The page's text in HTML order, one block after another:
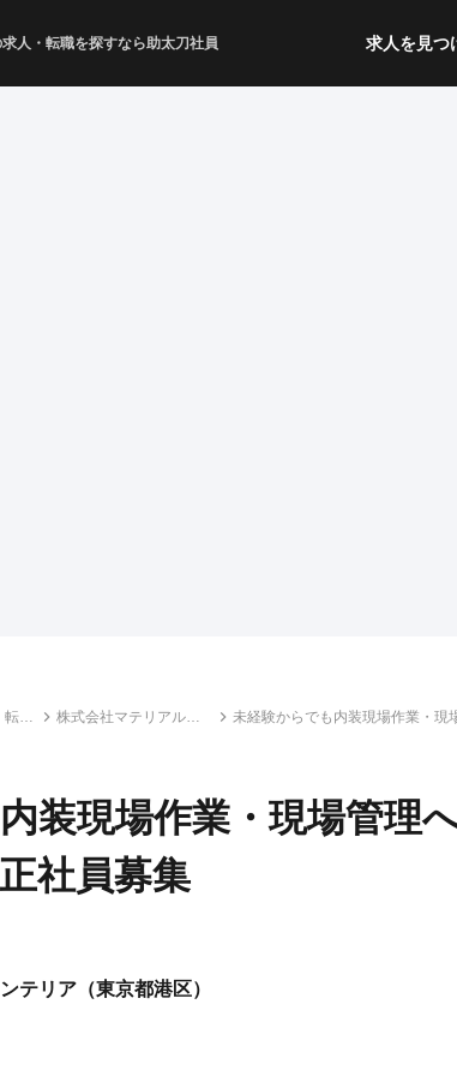
人・転職を探すなら助太刀社員 求人を見つ
転職
株式会社マテリアル・
未経験からでも内装現場作業・現
装現場作業・現場管理
社員募集
テリア （東京都港区）